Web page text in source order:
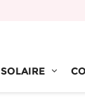
SOLAIRE